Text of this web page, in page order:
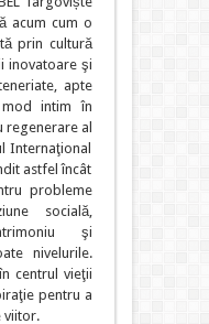
acum cum o
prin cultură
inovatoare şi
apte
intim în
regenerare al
Internaţional
astfel încât
probleme
socială,
şi
nivelurile.
centrul vieţii
pentru a
viitor.